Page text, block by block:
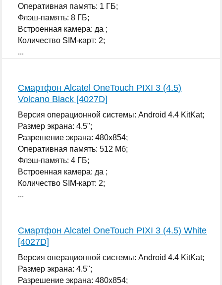
Оперативная память: 1 ГБ;
Флэш-память: 8 ГБ;
Встроенная камера: да ;
Количество SIM-карт: 2;
...
Смартфон Alcatel OneTouch PIXI 3 (4.5)
Volcano Black [4027D]
Версия операционной системы: Android 4.4 KitKat;
Размер экрана: 4.5";
Разрешение экрана: 480x854;
Оперативная память: 512 Мб;
Флэш-память: 4 ГБ;
Встроенная камера: да ;
Количество SIM-карт: 2;
...
Смартфон Alcatel OneTouch PIXI 3 (4.5) White
[4027D]
Версия операционной системы: Android 4.4 KitKat;
Размер экрана: 4.5";
Разрешение экрана: 480x854;